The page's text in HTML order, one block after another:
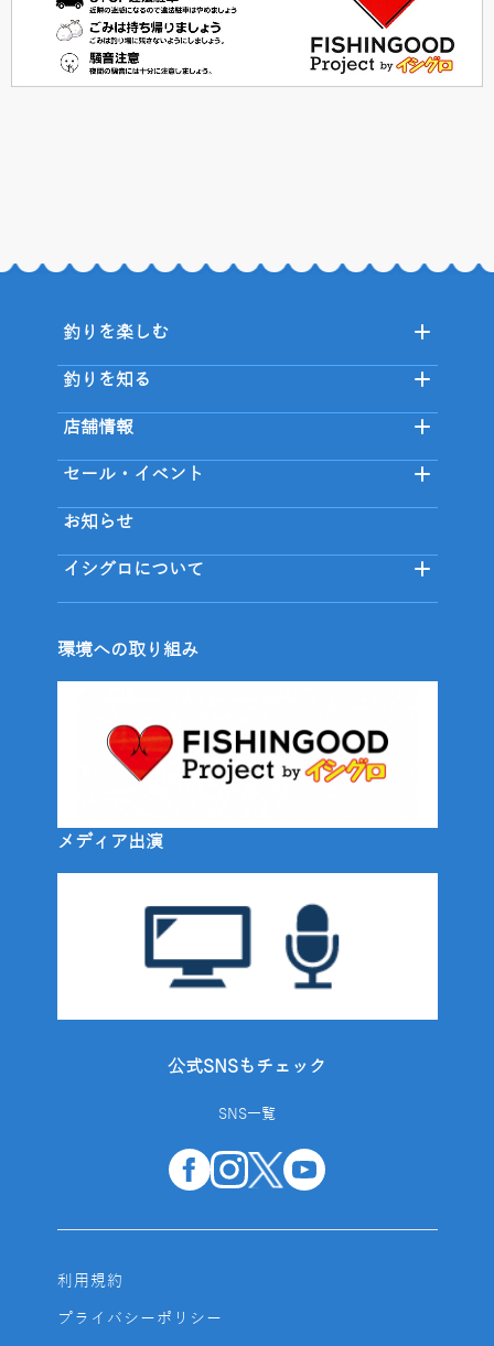
釣りを楽しむ
釣りを知る
店舗情報
セール・イベント
お知らせ
イシグロについて
環境への取り組み
メディア出演
公式SNSもチェック
SNS一覧
利用規約
プライバシーポリシー